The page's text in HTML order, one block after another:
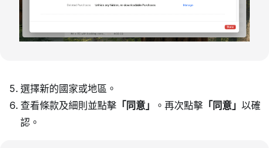
選擇新的國家或地區。
查看條款及細則並點擊「同意」 。再次點擊「同意」 以確
認。